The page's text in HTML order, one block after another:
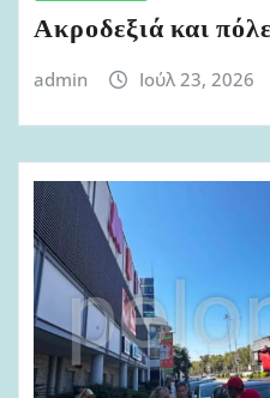
Ακροδεξιά και
admin Ιούλ 23, 2026